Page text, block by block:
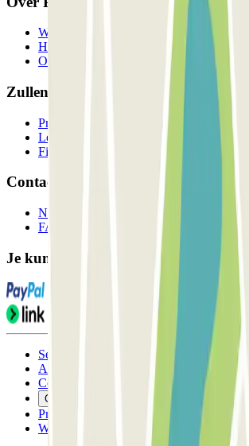
Wie we zijn
Hoe het werkt
Onze parkeergarages
Zullen we samenwerken?
Professionals
Leverancier parkeren
Filialen
Contact
Neem contact met ons op
FAQ
Je kunt deze betaalmethoden
Servicevoorwaarden
Annuleringsvoorwaarden
Cookiebeleid
Cookies beheren
Privacybeleid
Whistleblowing